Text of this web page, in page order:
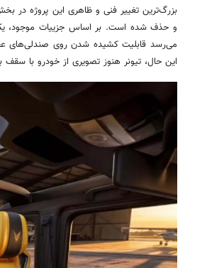
بزرگ‌ترین تغییر فنی و ظاهری این پروژه
و حذف شده است. بر اساس جزییات موجود،
می‌رسد قابلیت کشیده شدن روی صندلی‌های عقب
این حال، تیونر هنوز تصویری از خودرو با